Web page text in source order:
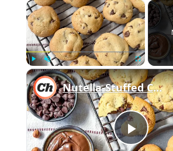
×
Play Unmute Fullscreen
Play
Nutella-Stuffed Chocolate Chip Cookies Recipe